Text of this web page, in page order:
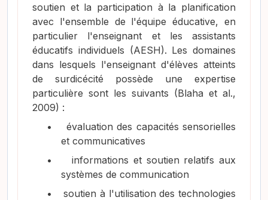
soutien et la participation à la planification
avec l'ensemble de l'équipe éducative, en
particulier l'enseignant et les assistants
éducatifs individuels (AESH). Les domaines
dans lesquels l'enseignant d'élèves atteints
de surdicécité possède une expertise
particulière sont les suivants (Blaha et al.,
2009) :
•
évaluation des capacités sensorielles
et communicatives
•
informations et soutien relatifs aux
systèmes de communication
•
soutien à l'utilisation des technologies